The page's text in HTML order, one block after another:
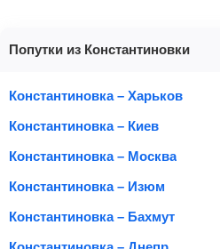
Попутки из Константиновки
Константиновка – Харьков
Константиновка – Киев
Константиновка – Москва
Константиновка – Изюм
Константиновка – Бахмут